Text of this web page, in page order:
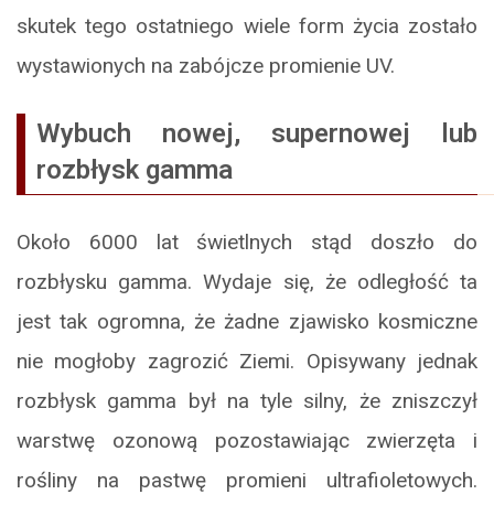
skutek tego ostatniego wiele form życia zostało
wystawionych na zabójcze promienie UV.
Wybuch nowej, supernowej lub
rozbłysk gamma
Około 6000 lat świetlnych stąd doszło do
rozbłysku gamma. Wydaje się, że odległość ta
jest tak ogromna, że żadne zjawisko kosmiczne
nie mogłoby zagrozić Ziemi. Opisywany jednak
rozbłysk gamma był na tyle silny, że zniszczył
warstwę ozonową pozostawiając zwierzęta i
rośliny na pastwę promieni ultrafioletowych.